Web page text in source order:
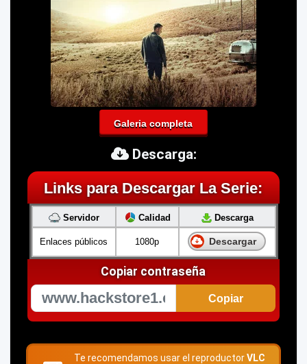
Galeria completa
Descarga:
Links para Descargar La Serie:
Servidor Calidad Descarga
Enlaces públicos 1080p Descargar
Copiar contraseña
Copiar
Te recomendamos usar el reproductorVLC